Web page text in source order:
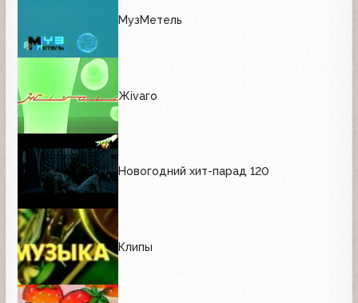
МузМетель
Жivаго
Новогодний хит-парад 120
Клипы